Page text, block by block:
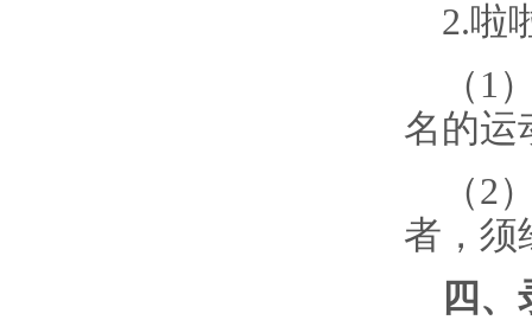
2.啦
（ 1
名的运
（2
者，须
四、